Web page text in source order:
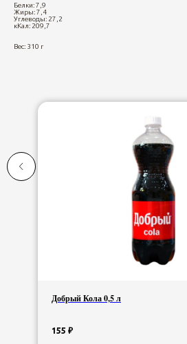
Белки: 7,9
Жиры: 7,4
Углеводы: 27,2
кКал: 209,7
Вес: 310 г
Добрый Кола 0,5 л
155 ₽